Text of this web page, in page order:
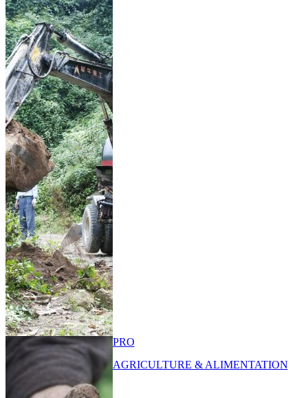
PRO
AGRICULTURE & ALIMENTATION